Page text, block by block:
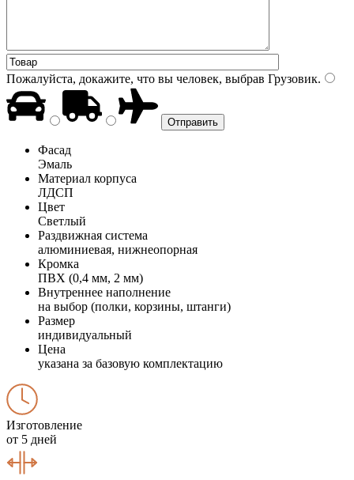
Пожалуйста, докажите, что вы человек, выбрав Грузовик.
Фасад
Эмаль
Материал корпуса
ЛДСП
Цвет
Светлый
Раздвижная система
алюминиевая, нижнеопорная
Кромка
ПВХ (0,4 мм, 2 мм)
Внутреннее наполнение
на выбор (полки, корзины, штанги)
Размер
индивидуальный
Цена
указана за базовую комплектацию
Изготовление
от 5 дней